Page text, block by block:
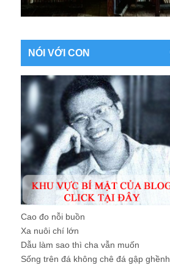
NÓI VỚI CON
Cao đo nỗi buồn
Xa nuôi chí lớn
Dẫu làm sao thì cha vẫn muốn
Sống trên đá không chê đá gập ghềnh